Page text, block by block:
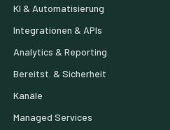
KI & Automatisierung
Integrationen & APIs
Analytics & Reporting
Bereitst. & Sicherheit
Kanäle
Managed Services